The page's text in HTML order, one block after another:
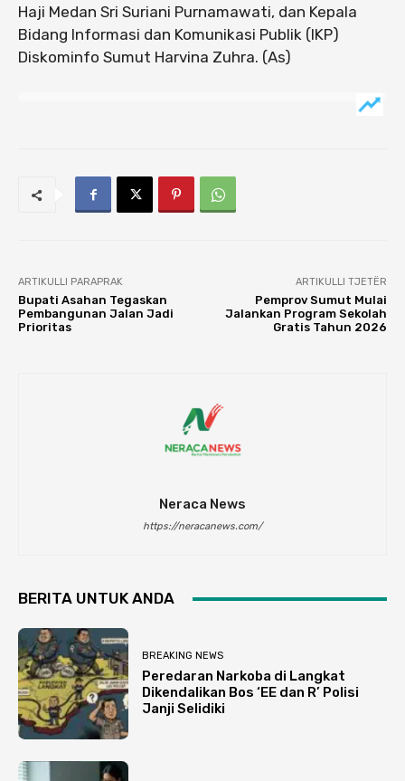
Haji Medan Sri Suriani Purnamawati, dan Kepala
Bidang Informasi dan Komunikasi Publik (IKP)
Diskominfo Sumut Harvina Zuhra. (As)
ARTIKULLI PARAPRAK
Bupati Asahan Tegaskan
Pembangunan Jalan Jadi
Prioritas
ARTIKULLI TJETËR
Pemprov Sumut Mulai
Jalankan Program Sekolah
Gratis Tahun 2026
Neraca News
https://neracanews.com/
BERITA UNTUK ANDA
BREAKING NEWS
Peredaran Narkoba di Langkat
Dikendalikan Bos ‘EE dan R’ Polisi
Janji Selidiki